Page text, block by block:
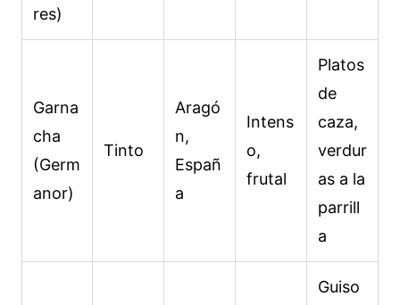
res)
Garna
cha
(Germ
anor)
Tinto
Aragó
n,
Españ
a
Intens
o,
frutal
Platos
de
caza,
verdur
as a la
parrill
a
Guiso